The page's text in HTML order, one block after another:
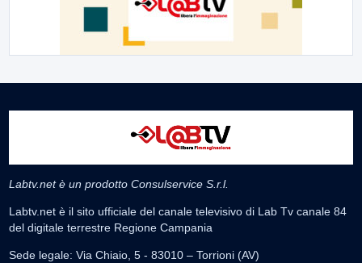
Labtv.net è un prodotto Consulservice S.r.l.
Labtv.net è il sito ufficiale del canale televisivo di Lab Tv canale 84
del digitale terrestre Regione Campania
Sede legale: Via Chiaio, 5 - 83010 – Torrioni (AV)